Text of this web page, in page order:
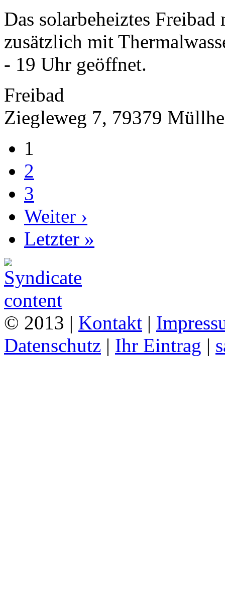
Das solarbeheiztes
zusätzlich mit
- 19 Uhr geöffnet.
Freibad
Ziegleweg 7, 79379
1
2
3
Weiter ›
Letzter »
© 2013 | Kontakt |
Datenschutz | Ihr Eintrag |